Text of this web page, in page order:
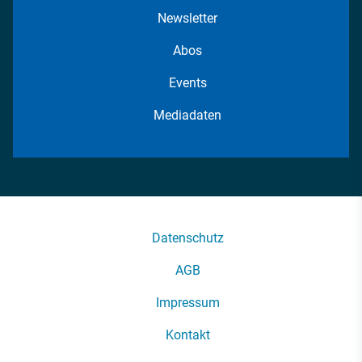
Newsletter
Abos
Events
Mediadaten
Datenschutz
AGB
Impressum
Kontakt